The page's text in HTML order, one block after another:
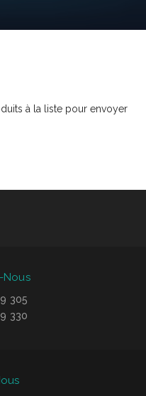
à la liste pour envoyer
305
330